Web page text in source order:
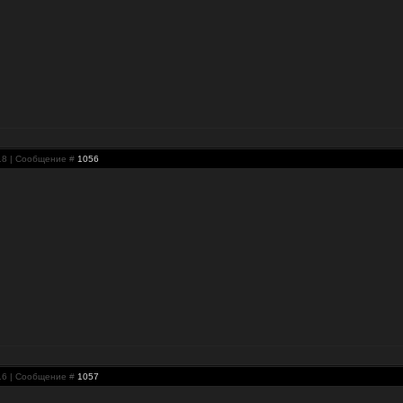
| Сообщение # 1056
| Сообщение # 1057